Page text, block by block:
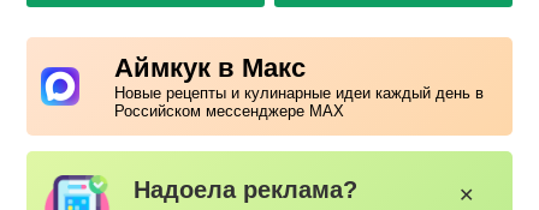
Аймкук в Макс
Новые рецепты и кулинарные идеи каждый день в
Российском мессенджере MAX
Надоела реклама? ✕